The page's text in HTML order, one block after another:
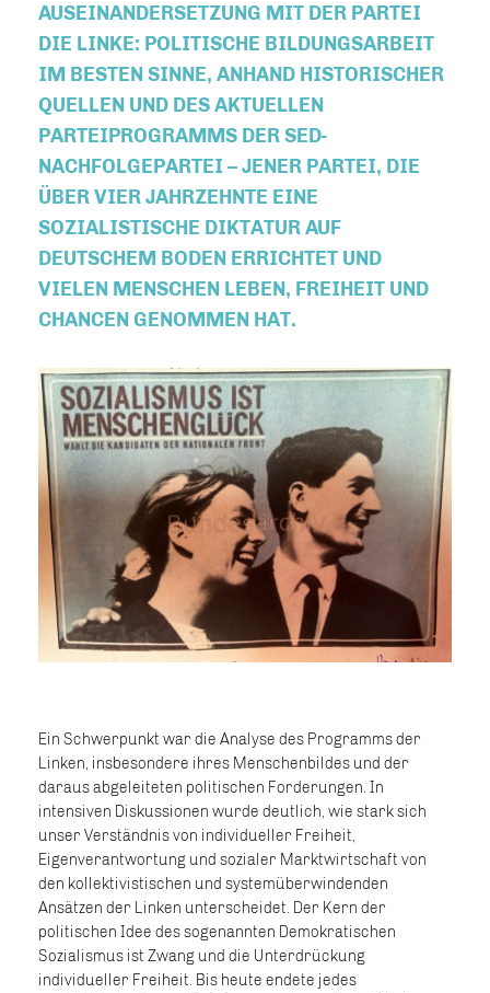
AUSEINANDERSETZUNG MIT DER PARTEI
DIE LINKE: POLITISCHE BILDUNGSARBEIT
IM BESTEN SINNE, ANHAND HISTORISCHER
QUELLEN UND DES AKTUELLEN
PARTEIPROGRAMMS DER SED-
NACHFOLGEPARTEI – JENER PARTEI, DIE
ÜBER VIER JAHRZEHNTE EINE
SOZIALISTISCHE DIKTATUR AUF
DEUTSCHEM BODEN ERRICHTET UND
VIELEN MENSCHEN LEBEN, FREIHEIT UND
CHANCEN GENOMMEN HAT.
Ein Schwerpunkt war die Analyse des Programms der
Linken, insbesondere ihres Menschenbildes und der
daraus abgeleiteten politischen Forderungen. In
intensiven Diskussionen wurde deutlich, wie stark sich
unser Verständnis von individueller Freiheit,
Eigenverantwortung und sozialer Marktwirtschaft von
den kollektivistischen und systemüberwindenden
Ansätzen der Linken unterscheidet. Der Kern der
politischen Idee des sogenannten Demokratischen
Sozialismus ist Zwang und die Unterdrückung
individueller Freiheit. Bis heute endete jedes